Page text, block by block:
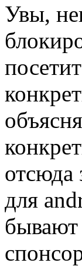
Увы,
отсюда
для
бывают